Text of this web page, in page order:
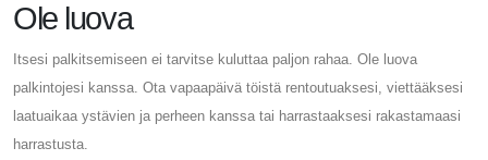
Ole luova
Itsesi palkitsemiseen ei tarvitse kuluttaa paljon rahaa. Ole luova
palkintojesi kanssa. Ota vapaapäivä töistä rentoutuaksesi, viettääksesi
laatuaikaa ystävien ja perheen kanssa tai harrastaaksesi rakastamaasi
harrastusta.